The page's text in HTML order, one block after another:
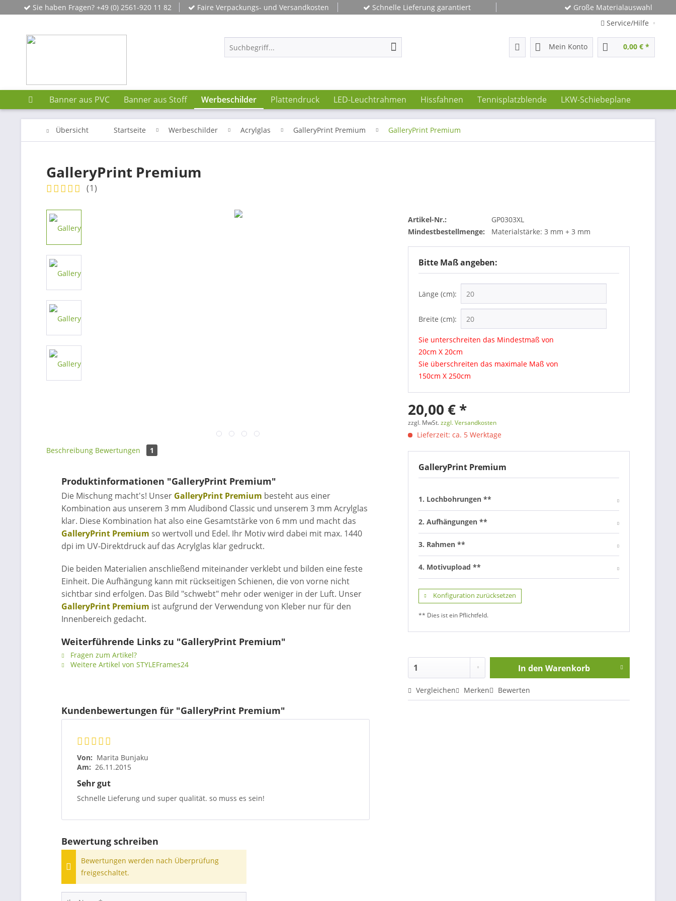
Sie haben Fragen? +49 (0) 2561-920 11 82 Faire Verpackungs- und Versandkosten Schnelle Lieferung garantiert
Große Materialauswahl
Service/Hilfe
Mein Konto 0,00 € *
Banner aus PVC Banner aus Stoff Werbeschilder Plattendruck LED-Leuchtrahmen Hissfahnen Tennisplatzblende LKW-Schiebeplane
Übersicht Startseite Werbeschilder Acrylglas GalleryPrint Premium GalleryPrint Premium
GalleryPrint Premium
(1)
Beschreibung Bewertungen 1
Produktinformationen "GalleryPrint Premium"
Die Mischung macht's! Unser GalleryPrint Premium besteht aus einer
Kombination aus unserem 3 mm Aludibond Classic und unserem 3 mm Acrylglas
klar. Diese Kombination hat also eine Gesamtstärke von 6 mm und macht das
GalleryPrint Premium so wertvoll und Edel. Ihr Motiv wird dabei mit max. 1440
dpi im UV-Direktdruck auf das Acrylglas klar gedruckt.
Die beiden Materialien anschließend miteinander verklebt und bilden eine feste
Einheit. Die Aufhängung kann mit rückseitigen Schienen, die von vorne nicht
sichtbar sind erfolgen. Das Bild "schwebt" mehr oder weniger in der Luft. Unser
GalleryPrint Premium ist aufgrund der Verwendung von Kleber nur für den
Innenbereich gedacht.
Weiterführende Links zu "GalleryPrint Premium"
Fragen zum Artikel?
Weitere Artikel von STYLEFrames24
Kundenbewertungen für "GalleryPrint Premium"
Von: Marita Bunjaku
Am: 26.11.2015
Sehr gut
Schnelle Lieferung und super qualität. so muss es sein!
Bewertung schreiben
Bewertungen werden nach Überprüfung
freigeschaltet.
Artikel-Nr.:
GP0303XL
Mindestbestellmenge:
Materialstärke: 3 mm + 3 mm
Bitte Maß angeben:
Länge (cm):
Breite (cm):
Sie unterschreiten das Mindestmaß von
20cm X 20cm
Sie überschreiten das maximale Maß von
150cm X 250cm
20,00 € *
zzgl. MwSt.zzgl. Versandkosten
Lieferzeit: ca. 5 Werktage
GalleryPrint Premium
1. Lochbohrungen **
2. Aufhängungen **
3. Rahmen **
4. Motivupload **
Konfiguration zurücksetzen
** Dies ist ein Pflichtfeld.
In den Warenkorb
Vergleichen Merken Bewerten